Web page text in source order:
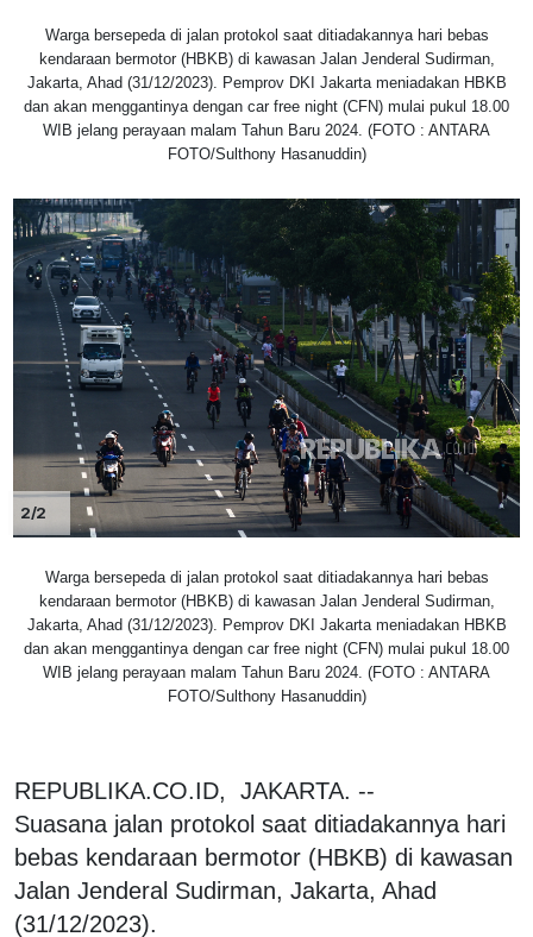
Warga bersepeda di jalan protokol saat ditiadakannya hari bebas
kendaraan bermotor (HBKB) di kawasan Jalan Jenderal Sudirman,
Jakarta, Ahad (31/12/2023). Pemprov DKI Jakarta meniadakan HBKB
dan akan menggantinya dengan car free night (CFN) mulai pukul 18.00
WIB jelang perayaan malam Tahun Baru 2024. (FOTO : ANTARA
FOTO/Sulthony Hasanuddin)
2/2
Warga bersepeda di jalan protokol saat ditiadakannya hari bebas
kendaraan bermotor (HBKB) di kawasan Jalan Jenderal Sudirman,
Jakarta, Ahad (31/12/2023). Pemprov DKI Jakarta meniadakan HBKB
dan akan menggantinya dengan car free night (CFN) mulai pukul 18.00
WIB jelang perayaan malam Tahun Baru 2024. (FOTO : ANTARA
FOTO/Sulthony Hasanuddin)
REPUBLIKA.CO.ID, JAKARTA. --
Suasana jalan protokol saat ditiadakannya hari
bebas kendaraan bermotor (HBKB) di kawasan
Jalan Jenderal Sudirman, Jakarta, Ahad
(31/12/2023).